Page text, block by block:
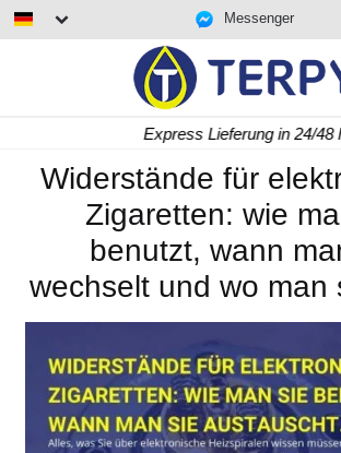
Messenger
Express Lieferung in 24/48
Widerstände für
Zigaretten: wie
benutzt, wann
wechselt und wo man